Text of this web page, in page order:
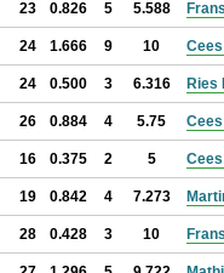
23 0.826 5 5.588
24 1.666 9 10
24 0.500 3 6.316 Ries
26 0.884 4 5.75
16 0.375 2 5
19 0.842 4 7.273
28 0.428 3 10